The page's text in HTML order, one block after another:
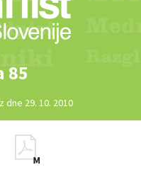
85
dne 29. 10. 2010